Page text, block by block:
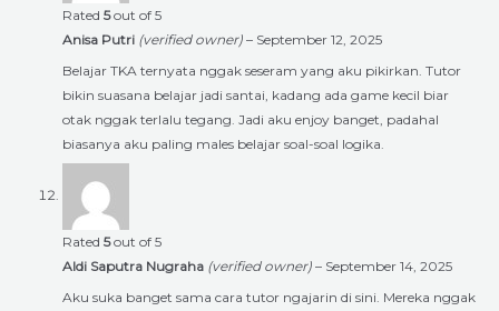
Rated 5out of 5
Anisa Putri (verified owner) – September 12, 2025
Belajar TKA ternyata nggak seseram yang aku pikirkan. Tutor
bikin suasana belajar jadi santai, kadang ada game kecil biar
otak nggak terlalu tegang. Jadi aku enjoy banget, padahal
biasanya aku paling males belajar soal-soal logika.
Rated 5out of 5
Aldi Saputra Nugraha (verified owner) – September 14, 2025
Aku suka banget sama cara tutor ngajarin di sini. Mereka nggak